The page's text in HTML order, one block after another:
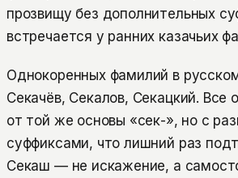
прозвищу без дополнительных
встречается у ранних казачьих
Однокоренных фамилий в
Секачёв, Секалов, Секацкий. Все
от той же основы «сек-», но с
суффиксами, что лишний раз
Секаш — не искажение, а